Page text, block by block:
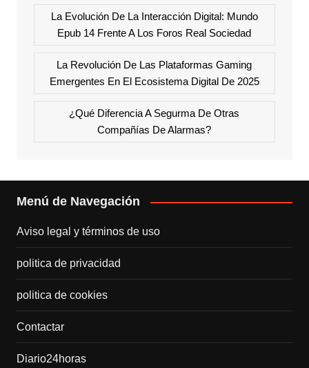
La Evolución De La Interacción Digital: Mundo
Epub 14 Frente A Los Foros Real Sociedad
La Revolución De Las Plataformas Gaming
Emergentes En El Ecosistema Digital De 2025
¿Qué Diferencia A Segurma De Otras
Compañías De Alarmas?
Menú de Navegación
Aviso legal y términos de uso
politica de privacidad
politica de cookies
Contactar
Diario24horas